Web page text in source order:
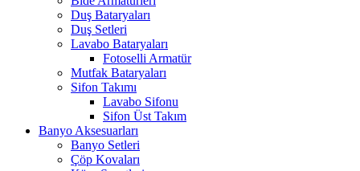
Duş Bataryaları
Duş Setleri
Lavabo Bataryaları
Fotoselli Armatür
Mutfak Bataryaları
Sifon Takımı
Lavabo Sifonu
Sifon Üst Takım
Banyo Aksesuarları
Banyo Setleri
Çöp Kovaları